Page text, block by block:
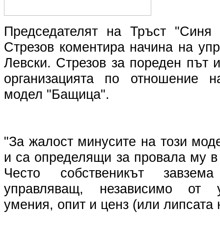
Председателят на Тръст "Синя
Стрезов коментира начина на
Левски. Стрезов за пореден път
организацията по отношение
модел "Бащица".
"За жалост минусите на този
и са определящи за провала му
Често собственикът
управляващ, независимо от
умения, опит и ценз (или липсата